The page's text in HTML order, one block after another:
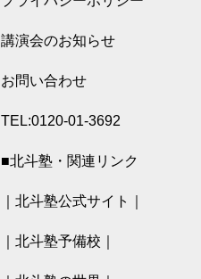
講演会のお知らせ
お問い合わせ
TEL:0120-01-3692
■北斗塾・関連リンク
｜北斗塾公式サイト｜
｜北斗塾予備校｜